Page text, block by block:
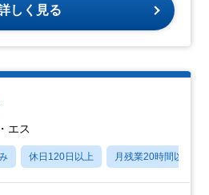
しく見る
エス
休日120日以上 月残業20時間以内